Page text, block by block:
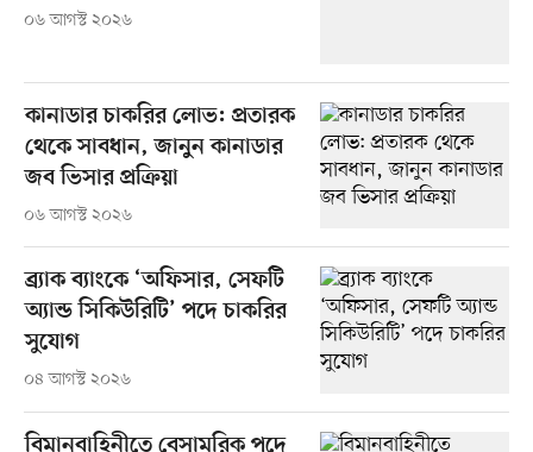
০৬ আগস্ট ২০২৬
কানাডার চাকরির লোভ: প্রতারক
থেকে সাবধান, জানুন কানাডার
জব ভিসার প্রক্রিয়া
০৬ আগস্ট ২০২৬
ব্র্যাক ব্যাংকে ‘অফিসার, সেফটি
অ্যান্ড সিকিউরিটি’ পদে চাকরির
সুযোগ
০৪ আগস্ট ২০২৬
বিমানবাহিনীতে বেসামরিক পদে